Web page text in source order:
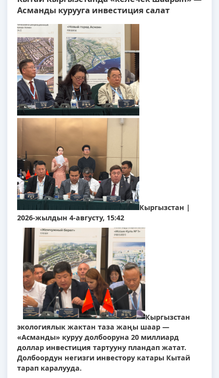
Асманды курууга инвестиция салат
Кыргызстан |
2026-жылдын 4-августу, 15:42
Кыргызстан
экологиялык жактан таза жаңы шаар —
«Асманды» куруу долбооруна 20 миллиард
доллар инвестиция тартууну пландап жатат.
Долбоордун негизги инвестору катары Кытай
тарап каралууда.